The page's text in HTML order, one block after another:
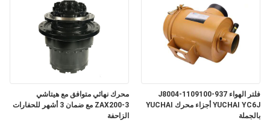
محرك نهائي متوافق مع هيتاشي
ZAX200-3 مع ضمان 3 أشهر للحفارات
الزاحفة
فلتر الهواء J8004-1109100-937
YUCHAI YC6J أجزاء محرك YUCHAI
بالجملة